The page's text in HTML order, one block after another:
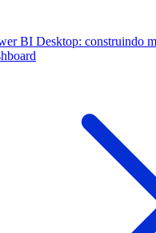
BI Desktop: construindo